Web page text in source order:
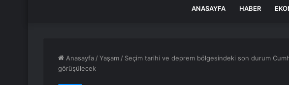
ANASAYFA HABER
Anasayfa /Yaşam / Seçim tarihi ve deprem bölgesindeki son durum
görüşülecek